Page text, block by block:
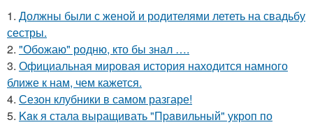
1. Должны были с женой и родителями лететь на свадьбу
сестры.
2. "Обожаю" родню, кто бы знал ….
3. Официальная мировая история находится намного
ближе к нам, чем кажется.
4. Сезон клубники в самом разгаре!
5. Kaк я стала выращивать "Пpaвильный" укроп по